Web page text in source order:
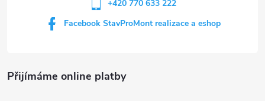
Přijímáme online platby
+420 770 633 222
Facebook StavProMont realizace a eshop